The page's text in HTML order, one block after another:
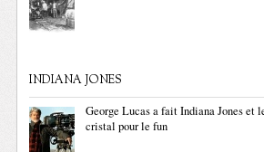
INDIANA JONES
George Lucas a fait Indiana Jones et
cristal pour le fun